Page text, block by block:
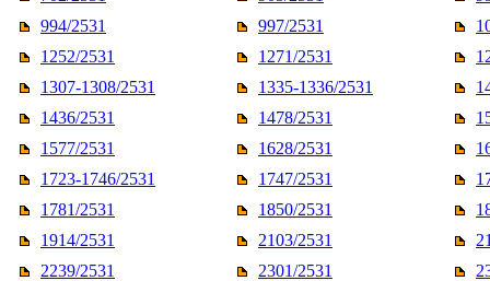
994/2531
997/2531
1252/2531
1271/2531
1307-1308/2531
1335-1336/2531
1436/2531
1478/2531
1577/2531
1628/2531
1723-1746/2531
1747/2531
1781/2531
1850/2531
1914/2531
2103/2531
2239/2531
2301/2531